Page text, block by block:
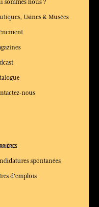
sommes nous ?
Usines & Musées
nous
spontanées
d'emplois